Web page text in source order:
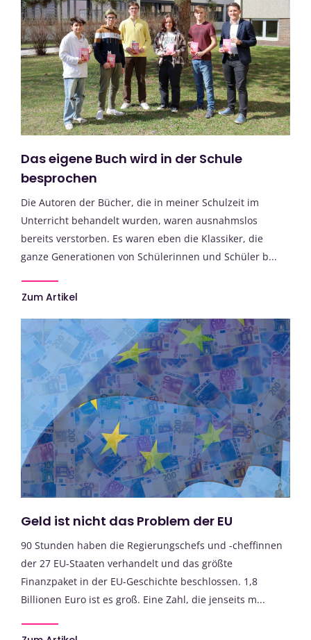
Das eigene Buch wird in der Schule
besprochen
Die Autoren der Bücher, die in meiner Schulzeit im
Unterricht behandelt wurden, waren ausnahmslos
bereits verstorben. Es waren eben die Klassiker, die
ganze Generationen von Schülerinnen und Schüler b...
Zum Artikel
Geld ist nicht das Problem der EU
90 Stunden haben die Regierungschefs und -cheffinnen
der 27 EU-Staaten verhandelt und das größte
Finanzpaket in der EU-Geschichte beschlossen. 1,8
Billionen Euro ist es groß. Eine Zahl, die jenseits m...